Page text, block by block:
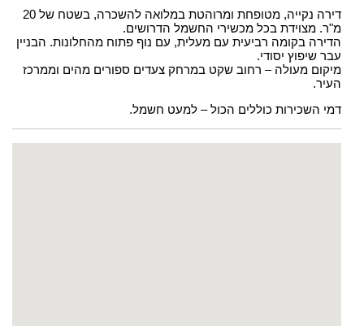
דירה נקייה, מטופחת ומרוהטת במלואה להשכרה, בשטח של 20
מ"ר. מצוידת בכל מכשירי החשמל הדרושים.
הדירה בקומה רביעית עם מעלית, עם נוף פתוח מהחלונות. הבניין
עבר שיפוץ יסודי.
מיקום מעולה – רחוב שקט במרחק צעדים ספורים מהים וממרכז
העיר.
דמי השכירות כוללים הכול – למעט חשמל.